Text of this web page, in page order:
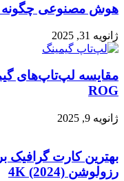
هوش مصنوعی چگونه
ژانویه 31, 2025
ROG
ژانویه 9, 2025
بهترین کارت گرافیک
رزولوشن 4K (2024)